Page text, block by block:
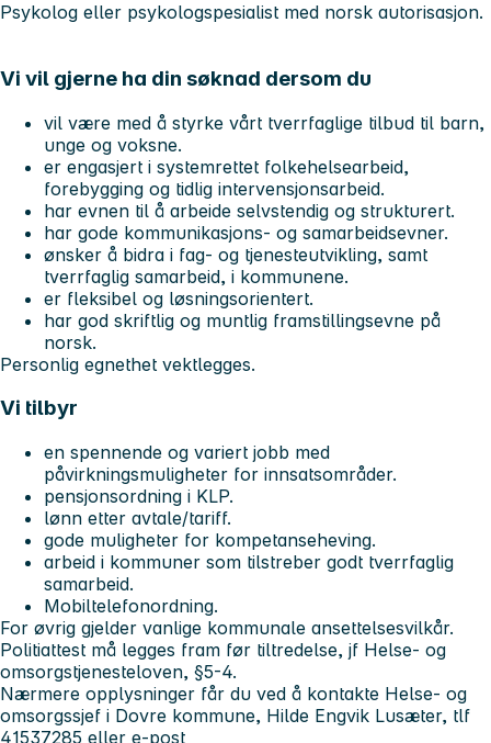
Psykolog eller psykologspesialist med norsk autorisasjon.
Vi vil gjerne ha din søknad dersom du
vil være med å styrke vårt tverrfaglige tilbud til barn,
unge og voksne.
er engasjert i systemrettet folkehelsearbeid,
forebygging og tidlig intervensjonsarbeid.
har evnen til å arbeide selvstendig og strukturert.
har gode kommunikasjons- og samarbeidsevner.
ønsker å bidra i fag- og tjenesteutvikling, samt
tverrfaglig samarbeid, i kommunene.
er fleksibel og løsningsorientert.
har god skriftlig og muntlig framstillingsevne på
norsk.
Personlig egnethet vektlegges.
Vi tilbyr
en spennende og variert jobb med
påvirkningsmuligheter for innsatsområder.
pensjonsordning i KLP.
lønn etter avtale/tariff.
gode muligheter for kompetanseheving.
arbeid i kommuner som tilstreber godt tverrfaglig
samarbeid.
Mobiltelefonordning.
For øvrig gjelder vanlige kommunale ansettelsesvilkår.
Politiattest må legges fram før tiltredelse, jf Helse- og
omsorgstjenesteloven, §5-4.
Nærmere opplysninger får du ved å kontakte Helse- og
omsorgssjef i Dovre kommune, Hilde Engvik Lusæter, tlf
41537285 eller e-post